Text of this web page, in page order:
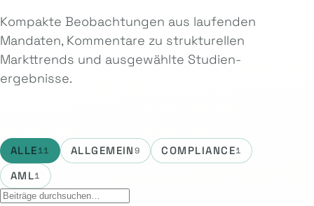
Kompakte Beobachtungen aus laufenden
Mandaten, Kommentare zu strukturellen
Markttrends und ausgewählte Studien­
ergebnisse.
ALLE11 ALLGEMEIN9 COMPLIANCE1
AML1